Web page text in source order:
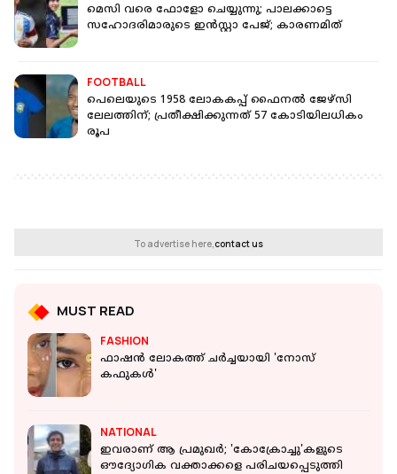
മെസി വരെ ഫോളോ ചെയ്യുന്നു; പാലക്കാട്ടെ
സഹോദരിമാരുടെ ഇൻസ്റ്റാ പേജ്; കാരണമിത്
FOOTBALL
പെലെയുടെ 1958 ലോകകപ്പ് ഫൈനൽ ജേഴ്സി
ലേലത്തിന്; പ്രതീക്ഷിക്കുന്നത് 57 കോടിയിലധികം
രൂപ
To advertise here, contact us
MUST READ
FASHION
ഫാഷന്‍ ലോകത്ത് ചര്‍ച്ചയായി 'നോസ്
കഫുകള്‍'
NATIONAL
ഇവരാണ് ആ പ്രമുഖര്‍; 'കോക്രോച്ചു'കളുടെ
ഔദ്യോഗിക വക്താക്കളെ പരിചയപ്പെടുത്തി